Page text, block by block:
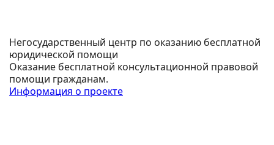
Негосударственный центр по оказанию бесплатной
юридической помощи
Оказание бесплатной консультационной правовой
помощи гражданам.
Информация о проекте